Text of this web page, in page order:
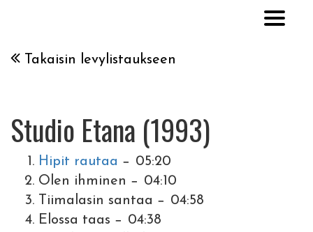
Takaisin levylistaukseen
Studio Etana (1993)
Hipit rautaa − 05:20
Olen ihminen − 04:10
Tiimalasin santaa − 04:58
Elossa taas − 04:38